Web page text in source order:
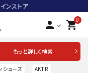
ンストア
person 0
shopping_cart
もっと詳しく検索
シューズ AKTR